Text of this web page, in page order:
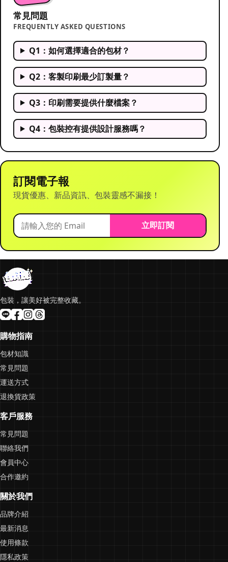
常見問題
FREQUENTLY ASKED QUESTIONS
Q1：如何選擇適合的包材？
Q2：客製印刷最少訂製量？
Q3：印刷需要提供什麼檔案？
Q4：包裝控有提供設計服務嗎？
訂閱電子報
現貨優惠、新品資訊、包裝靈感不漏接！
立即訂閱
包裝，讓美好被完整收藏。
購物指南
包材知識
常見問題
運送方式
退換貨政策
客戶服務
常見問題
聯絡我們
會員中心
合作邀約
關於我們
品牌介紹
最新消息
使用條款
隱私政策